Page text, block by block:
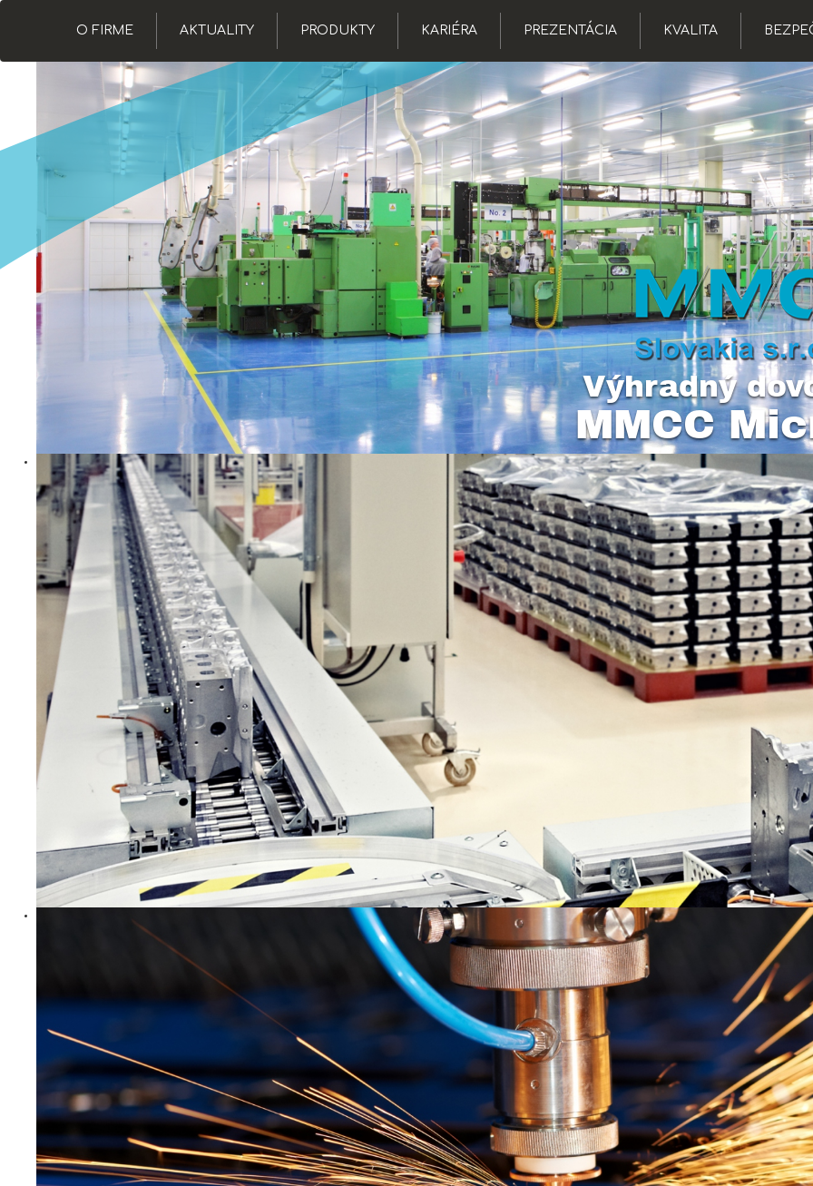
Výhradný
MMCC
O FIRME AKTUALITY PRODUKTY KARIÉRA PREZENTÁCIA KVALITA